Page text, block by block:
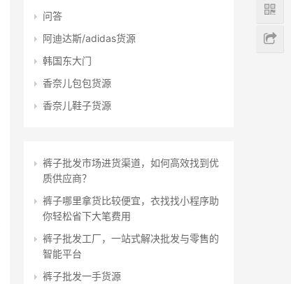
问答
阿迪达斯/adidas货源
韩国东大门
香奈儿包包货源
香奈儿鞋子货源
裤子批发市场进货渠道，如何高效找到优
质供应商？
裤子哪里拿货比较便宜，衣找找小程序助
你轻松省下大笔费用
裤子批发工厂，一站式解决批发与零售的
智能平台
裤子批发一手货源